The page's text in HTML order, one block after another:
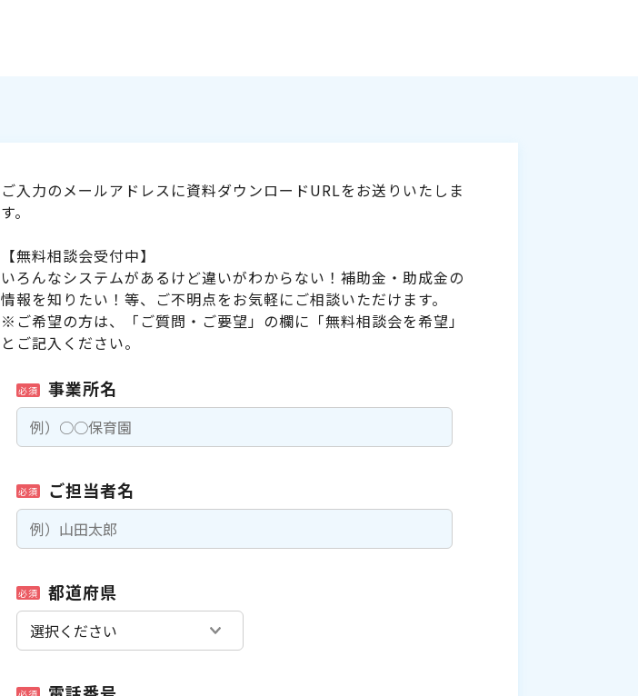
ご入力のメールアドレスに資料ダウンロードURLをお送りいたしま
す。
【無料相談会受付中】
いろんなシステムがあるけど違いがわからない！補助金・助成金の
情報を知りたい！等、ご不明点をお気軽にご相談いただけます。
※ご希望の方は、「ご質問・ご要望」の欄に「無料相談会を希望」
とご記入ください。
必須 事業所名
必須 ご担当者名
必須 都道府県